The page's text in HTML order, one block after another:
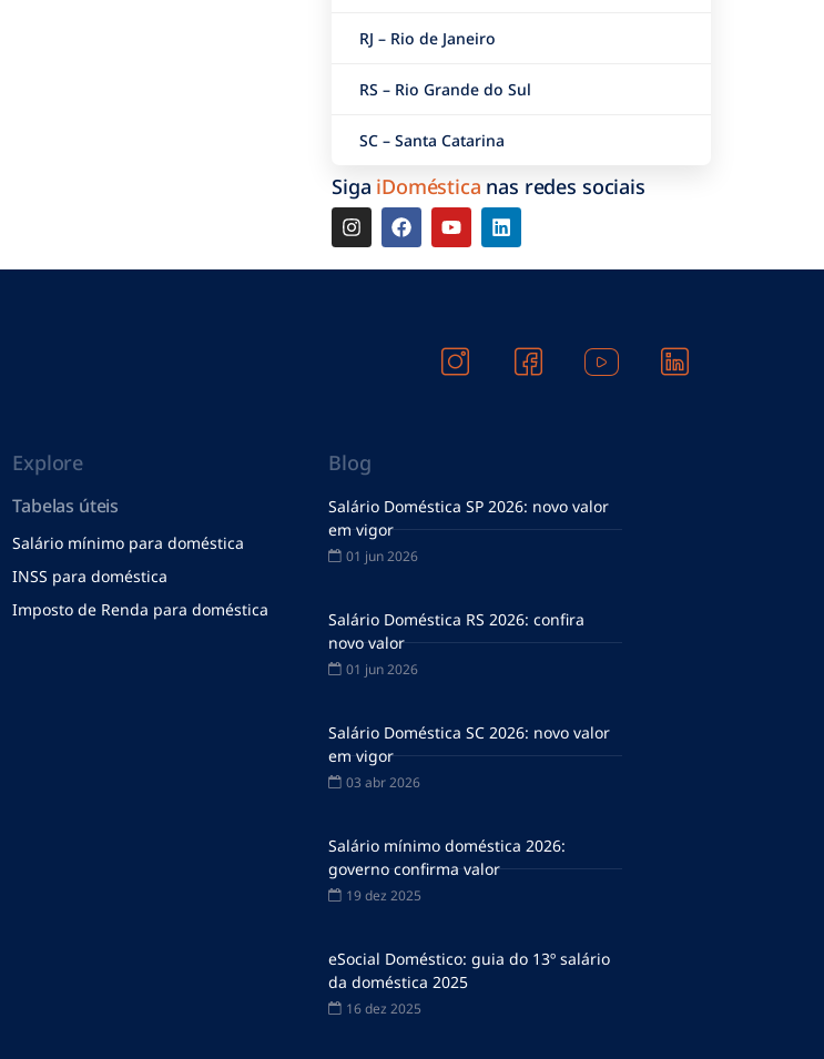
RJ – Rio de Janeiro
RS – Rio Grande do Sul
SC – Santa Catarina
Siga iDoméstica nas redes sociais
Explore
Tabelas úteis
Salário mínimo para doméstica
INSS para doméstica
Imposto de Renda para doméstica
Blog
Salário Doméstica SP 2026: novo valor
em vigor
01 jun 2026
Salário Doméstica RS 2026: confira
novo valor
01 jun 2026
Salário Doméstica SC 2026: novo valor
em vigor
03 abr 2026
Salário mínimo doméstica 2026:
governo confirma valor
19 dez 2025
eSocial Doméstico: guia do 13º salário
da doméstica 2025
16 dez 2025